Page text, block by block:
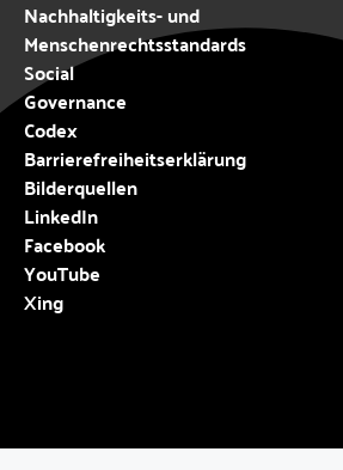
Nachhaltigkeits- und
Menschenrechtsstandards
Social
Governance
Codex
Barrierefreiheitserklärung
Bilderquellen
LinkedIn
Facebook
YouTube
Xing